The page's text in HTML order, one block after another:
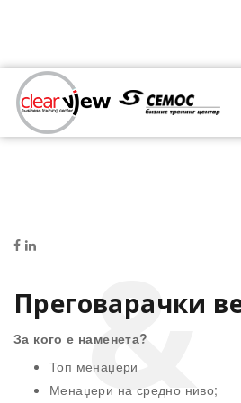
Преговарачки
За кого е наменета?
Топ менаџери
Менаџери на средно ниво;